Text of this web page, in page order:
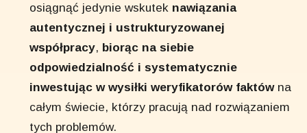
osiągnąć jedynie wskutek nawiązania
autentycznej i ustrukturyzowanej
współpracy, biorąc na siebie
odpowiedzialność i systematycznie
inwestując w wysiłki weryfikatorów faktów na
całym świecie, którzy pracują nad rozwiązaniem
tych problemów.